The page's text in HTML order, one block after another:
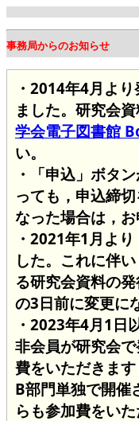
事務局からのお知らせ
・2014年4月よ
ました。研究会
学会電子図書館
い。
・「申込」ボタ
っても，申込締
なった場合は，お
・2021年1月よ
した。これに伴
る研究会資料の
の3日前に変更に
・2023年4月1日
非会員が研究会
費をいただきま
B部門単独で開催
らも参加費をい